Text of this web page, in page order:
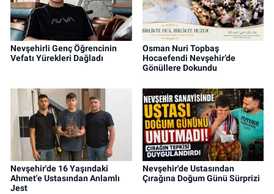
Nevşehirli Genç Öğrencinin
Vefatı Yürekleri Dağladı
Osman Nuri Topbaş
Hocaefendi Nevşehir’de
Gönüllere Dokundu
Nevşehir'de 16 Yaşındaki
Ahmet'e Ustasından Anlamlı
Jest
Nevşehir'de Ustasından
Çırağına Doğum Günü Sürprizi